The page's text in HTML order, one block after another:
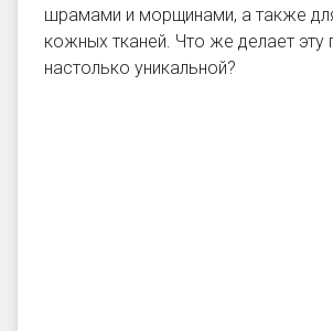
шрамами и морщинами, а также
кожных тканей. Что же делает эту
настолько уникальной?